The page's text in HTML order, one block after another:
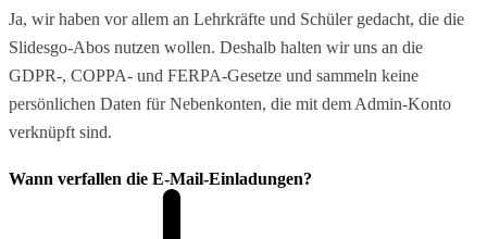
Ja, wir haben vor allem an Lehrkräfte und Schüler gedacht, die die
Slidesgo-Abos nutzen wollen. Deshalb halten wir uns an die
GDPR-, COPPA- und FERPA-Gesetze und sammeln keine
persönlichen Daten für Nebenkonten, die mit dem Admin-Konto
verknüpft sind.
Wann verfallen die E-Mail-Einladungen?